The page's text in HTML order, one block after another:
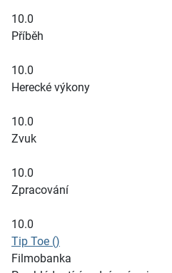
10.0
Příběh
10.0
Herecké výkony
10.0
Zvuk
10.0
Zpracování
10.0
Tip Toe ()
Filmobanka